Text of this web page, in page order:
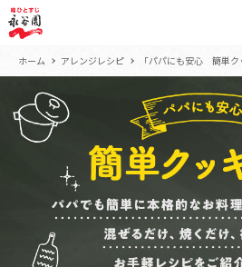
ホーム アレンジレシピ 「パパにも安心 簡単